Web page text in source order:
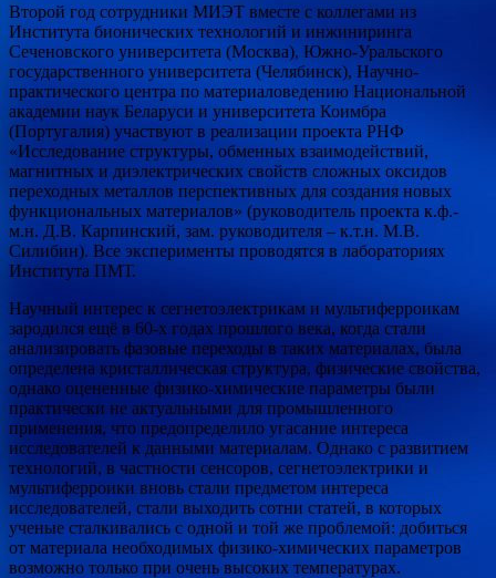
Второй год сотрудники МИЭТ вместе с коллегами из
Института бионических технологий и инжиниринга
Сеченовского университета (Москва), Южно-Уральского
государственного университета (Челябинск), Научно-
практического центра по материаловедению Национальной
академии наук Беларуси и университета Коимбра
(Португалия) участвуют в реализации проекта РНФ
«Исследование структуры, обменных взаимодействий,
магнитных и диэлектрических свойств сложных оксидов
переходных металлов перспективных для создания новых
функциональных материалов» (руководитель проекта к.ф.-
м.н. Д.В. Карпинский, зам. руководителя – к.т.н. М.В.
Силибин). Все эксперименты проводятся в лабораториях
Института ПМТ.
Научный интерес к сегнетоэлектрикам и мультиферроикам
зародился ещё в 60-х годах прошлого века, когда стали
анализировать фазовые переходы в таких материалах, была
определена кристаллическая структура, физические свойства,
однако оцененные физико-химические параметры были
практически не актуальными для промышленного
применения, что предопределило угасание интереса
исследователей к данными материалам. Однако с развитием
технологий, в частности сенсоров, сегнетоэлектрики и
мультиферроики вновь стали предметом интереса
исследователей, стали выходить сотни статей, в которых
ученые сталкивались с одной и той же проблемой: добиться
от материала необходимых физико-химических параметров
возможно только при очень высоких температурах.